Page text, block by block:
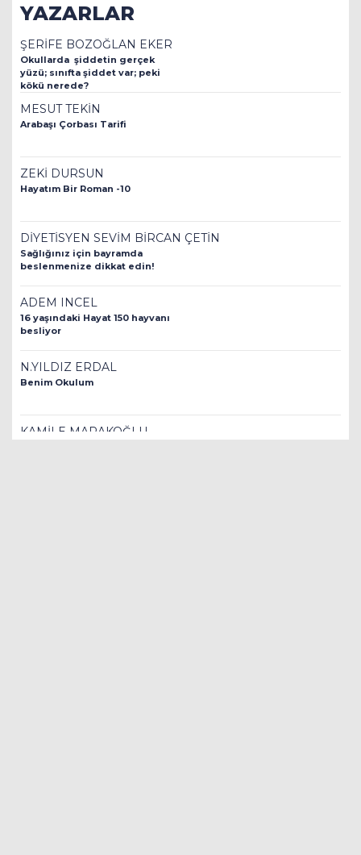
YAZARLAR
ŞERİFE BOZOĞLAN EKER
Okullarda şiddetin gerçek
yüzü; sınıfta şiddet var; peki
kökü nerede?
MESUT TEKİN
Arabaşı Çorbası Tarifi
ZEKİ DURSUN
Hayatım Bir Roman -10
DİYETİSYEN SEVİM BİRCAN ÇETİN
Sağlığınız için bayramda
beslenmenize dikkat edin!
ADEM INCEL
16 yaşındaki Hayat 150 hayvanı
besliyor
N.YILDIZ ERDAL
Benim Okulum
KAMİLE MARAKOĞLU